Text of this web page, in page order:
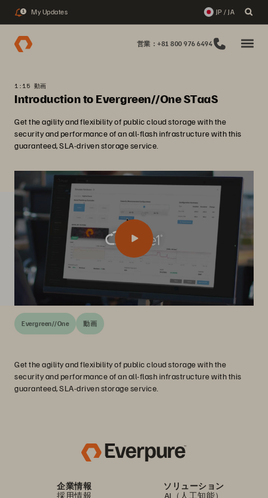
1 My Updates JP / JA
営業：+81 800 976 6494
1:15 動画
Introduction to Evergreen//One STaaS
Get the agility and flexibility of public cloud storage with the
security and performance of an all-flash infrastructure with this
guaranteed, SLA-driven storage service.
Evergreen//One 動画
Get the agility and flexibility of public cloud storage with the
security and performance of an all-flash infrastructure with this
guaranteed, SLA-driven storage service.
企業情報
採用情報
ソリューション
AI（人工知能）